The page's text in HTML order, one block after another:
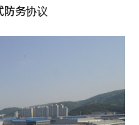
防务协议